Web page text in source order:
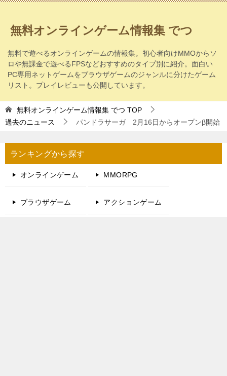
無料オンラインゲーム情報集 でつ
無料で遊べるオンラインゲームの情報集。初心者向けMMOからソ
ロや無課金で遊べるFPSなどおすすめのタイプ別に紹介。面白い
PC専用ネットゲームをブラウザゲームのジャンルに分けたゲーム
リスト。プレイレビューも公開しています。
無料オンラインゲーム情報集 でつ TOP
過去のニュース
パンドラサーガ 2月16日からオープンβ開始
ランキングから探す
オンラインゲーム MMORPG
ブラウザゲーム アクションゲーム